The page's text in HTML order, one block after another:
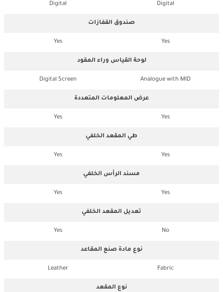
Digital
Digital
صندوق القفازات
Yes
Yes
لوحة القياس وراء المقود
Analogue with MID
Digital Screen
عرض المعلومات المتعددة
Yes
Yes
طي المقعد الخلفي
Yes
Yes
مسند الرأس الخلفي
Yes
Yes
تعديل المقعد الخلفي
No
Yes
نوع مادة صنع المقاعد
Fabric
Leather
نوع المقعد